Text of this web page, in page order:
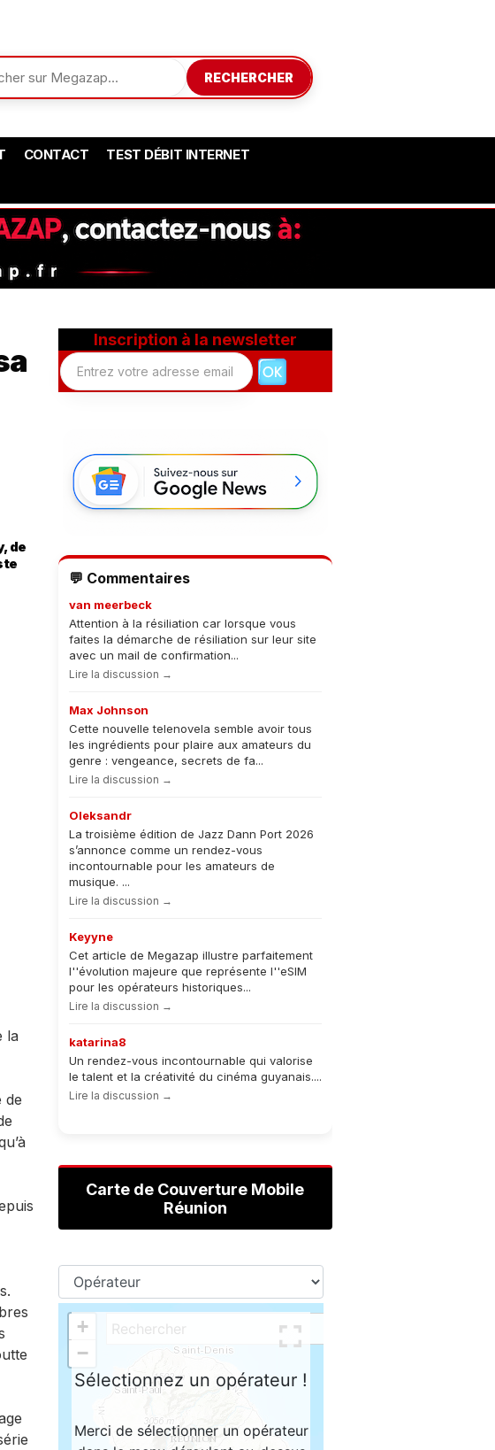
RECHERCHER
CONTACT TEST DÉBIT INTERNET
de
la
de
Inscription à la newsletter
💬 Commentaires
van meerbeck
Attention à la résiliation car lorsque vous
faites la démarche de résiliation sur leur site
avec un mail de confirmation...
Lire la discussion →
Max Johnson
Cette nouvelle telenovela semble avoir tous
les ingrédients pour plaire aux amateurs du
genre : vengeance, secrets de fa...
Lire la discussion →
Oleksandr
La troisième édition de Jazz Dann Port 2026
s’annonce comme un rendez-vous
incontournable pour les amateurs de
musique. ...
Lire la discussion →
Keyyne
Cet article de Megazap illustre parfaitement
l''évolution majeure que représente l''eSIM
pour les opérateurs historiques...
Lire la discussion →
katarina8
Un rendez-vous incontournable qui valorise
le talent et la créativité du cinéma guyanais....
Lire la discussion →
Carte de Couverture Mobile
Réunion